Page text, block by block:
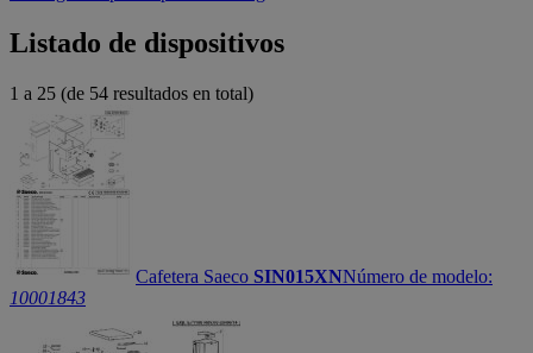
Listado de dispositivos
1 a 25 (de 54 resultados en total)
Cafetera Saeco SIN015XNNúmero de modelo:
10001843